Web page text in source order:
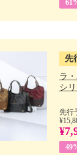
先
ラ
シリ
先行